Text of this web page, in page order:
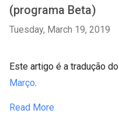
(programa Beta)
Tuesday, March 19, 2019
Este artigo é a tradução do
Março.
Read More